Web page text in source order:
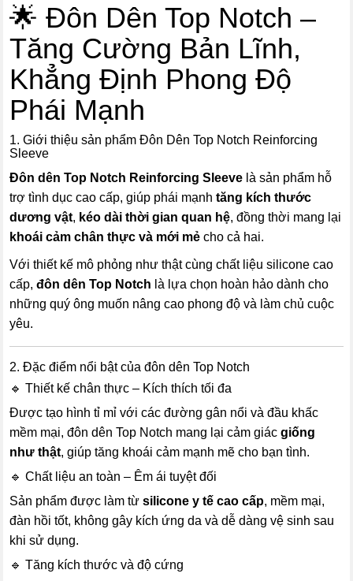
🌟 Đôn Dên Top Notch –
Tăng Cường Bản Lĩnh,
Khẳng Định Phong Độ
Phái Mạnh
1. Giới thiệu sản phẩm Đôn Dên Top Notch Reinforcing
Sleeve
Đôn dên Top Notch Reinforcing Sleeve là sản phẩm hỗ
trợ tình dục cao cấp, giúp phái mạnhtăng kích thước
dương vật, kéo dài thời gian quan hệ, đồng thời mang lại
khoái cảm chân thực và mới mẻ cho cả hai.
Với thiết kế mô phỏng như thật cùng chất liệu silicone cao
cấp,đôn dên Top Notch là lựa chọn hoàn hảo dành cho
những quý ông muốn nâng cao phong độ và làm chủ cuộc
yêu.
2. Đặc điểm nổi bật của đôn dên Top Notch
🔹 Thiết kế chân thực – Kích thích tối đa
Được tạo hình tỉ mỉ với các đường gân nổi và đầu khấc
mềm mại, đôn dên Top Notch mang lại cảm giácgiống
như thật, giúp tăng khoái cảm mạnh mẽ cho bạn tình.
🔹 Chất liệu an toàn – Êm ái tuyệt đối
Sản phẩm được làm từsilicone y tế cao cấp, mềm mại,
đàn hồi tốt, không gây kích ứng da và dễ dàng vệ sinh sau
khi sử dụng.
🔹 Tăng kích thước và độ cứng